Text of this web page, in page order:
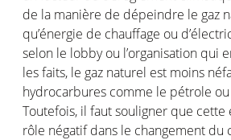
de la manière de dépeindre le gaz
qu’énergie de chauffage ou
selon le lobby ou l’organisation qui
les faits, le gaz naturel est moins
hydrocarbures comme le pétrole
Toutefois, il faut souligner que cette
rôle négatif dans le changement du